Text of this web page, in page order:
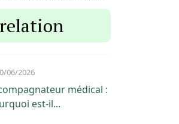
06/2026
médical :
est-il...